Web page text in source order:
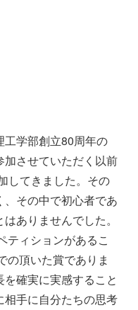
学部創立80周年の
させていただく以前
してきました。その
その中で初心者であ
ありませんでした。
ティションがあるこ
の頂いた賞でありま
確実に実感すること
手に自分たちの思考